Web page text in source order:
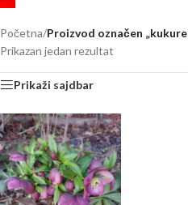
Početna/Proizvod označen
Prikazan jedan rezultat
Prikaži sajdbar